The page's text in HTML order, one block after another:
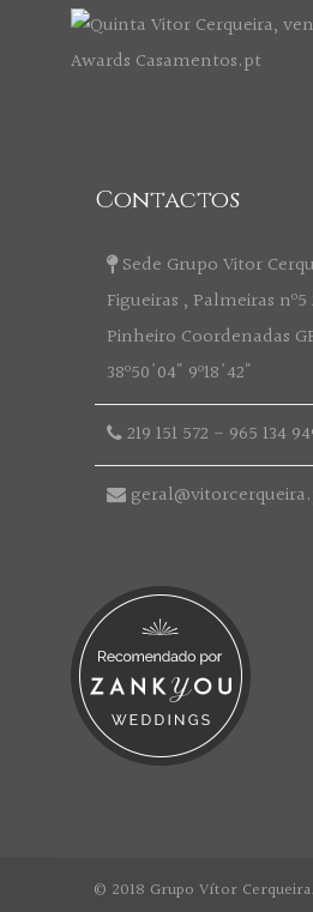
Contactos
Sede Grupo Vitor
Figueiras , Palmeiras nº5
Pinheiro Coordenadas
38º50'04" 9º18'42"
219 151 572 - 965 134
© 2018 Grupo Vítor